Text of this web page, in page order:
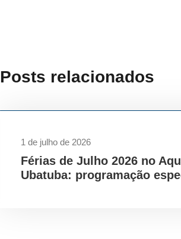
Posts relacionados
1 de julho de 2026
Férias de Julho 2026 no
Ubatuba: programação